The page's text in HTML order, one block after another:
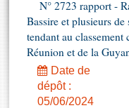
Projets de loi
Propositions de loi
Amendements
Textes adoptés
Rapports d'information
Histoire
Juniors
Anciennes
Liens vers les
Contacts et plan
Photos libres de
N° 2723 rapport -
Bassire et plusieurs
tendant au
Réunion et de la
Date de
dépôt :
05/06/2024